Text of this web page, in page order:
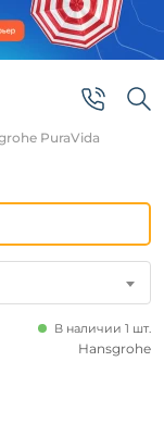
PuraVida
В наличии 1 шт.
Hansgrohe